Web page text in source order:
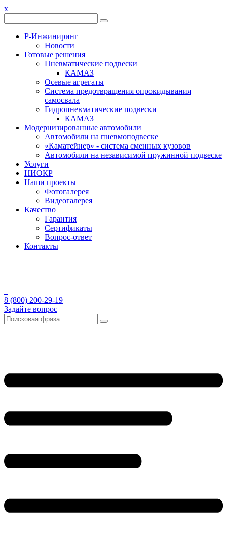
x
Р-Инжиниринг
Новости
Готовые решения
Пневматические подвески
КАМАЗ
Осевые агрегаты
Система предотвращения опрокидывания
самосвала
Гидропневматические подвески
КАМАЗ
Модернизированные автомобили
Автомобили на пневмоподвеске
«Каматейнер» - система сменных кузовов
Автомобили на независимой пружинной подвеске
Услуги
НИОКР
Наши проекты
Фотогалерея
Видеогалерея
Качество
Гарантия
Сертификаты
Вопрос-ответ
Контакты
8 (800) 200-29-19
Задайте вопрос